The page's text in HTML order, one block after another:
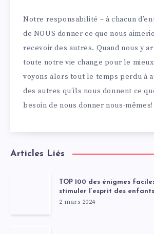
Notre responsabilité – à chacun
de NOUS donner ce que nous
recevoir des autres. Quand nous y
toute notre vie change pour le
voyons alors tout le temps perdu à
des autres qu’ils nous donnent ce
besoin de nous donner nous-mêmes!
Articles Liés
TOP 100 des énigmes
stimuler l’esprit des enfants
2 mars 2024